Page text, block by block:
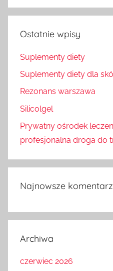
Ostatnie wpisy
Suplementy diety
Suplementy diety dla
Rezonans warszawa
Silicolgel
Prywatny ośrodek
profesjonalna droga do
Najnowsze
Archiwa
czerwiec 2026